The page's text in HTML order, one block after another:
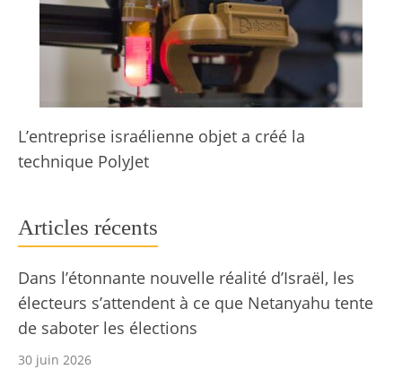
L’entreprise israélienne objet a créé la
technique PolyJet
Articles récents
Dans l’étonnante nouvelle réalité d’Israël, les
électeurs s’attendent à ce que Netanyahu tente
de saboter les élections
30 juin 2026